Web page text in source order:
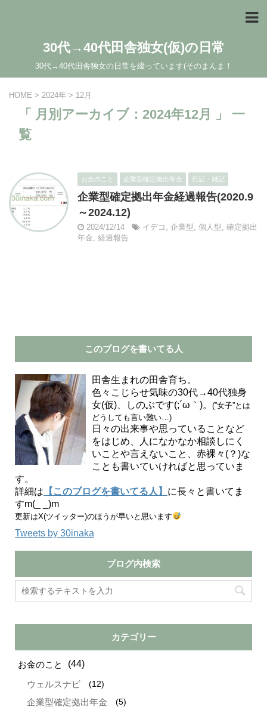
30代→40代田舎独女(仮)の日常
30代→40代田舎独女の日常を綴っています(そのまんま！
HOME > 2024年 > 12月
「 月別アーカイブ：2024年12月 」 一
覧
お金のこと 企業型確定拠出年金 日記・雑記
企業型確定拠出年金経過報告(2020.9
～2024.12)
2024/12/14 イデコ , 企業型, 個人型, 確定拠出
年金, 経過報告
このブログを書いてる人
田舎生まれの田舎育ち。
色々こじらせ気味の30代→40代独身
女(仮)、しのぶです(;´ω｀)。(”女子”とは
どうしても言い難い…)
日々の出来事や思っていることなど
をはじめ、人になかなか相談しにく
いことや言えないこと、赤裸々(？)な
ことも書いていければと思っていま
す。
詳細は 【このブログを書いてる人】 に長々と書いてま
すm(_ _)m
更新はX(ツイッター)のほうが早いと思います
Tweets by 30inaka
ブログ内検索
カテゴリー
お金のこと (44)
ウェルスナビ (12)
企業型確定拠出年金 (5)